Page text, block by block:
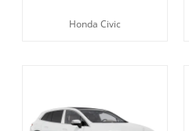
Honda Civic